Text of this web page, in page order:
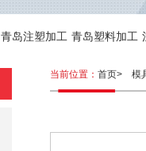
青岛注塑加工 青岛塑料加工
当前位置： 首页> 模